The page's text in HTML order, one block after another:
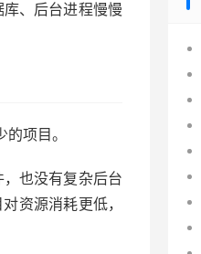
、后台进程慢慢
项目。
也没有复杂后台
资源消耗更低，